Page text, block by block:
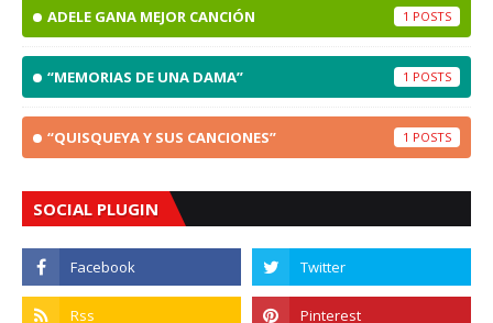
ADELE GANA MEJOR CANCIÓN 1
“MEMORIAS DE UNA DAMA” 1
“QUISQUEYA Y SUS CANCIONES” 1
SOCIAL PLUGIN